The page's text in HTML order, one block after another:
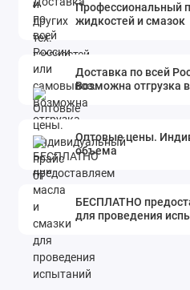
Профессиональный
жидкостей и смазок
Доставка по всей
Возможна отгрузка
Оптовые цены.
объема
БЕСПЛАТНО
для проведения